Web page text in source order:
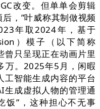
改变。但单单会剪辑
，”叶威称其制做视频
年取2024年，基于
）模子（以下简称
曾只呈现正在动画片里
万。2025年5月，闲暇
工智能生成内容的平台
成虚拟人物的管理通
饭”，这种担心不无事